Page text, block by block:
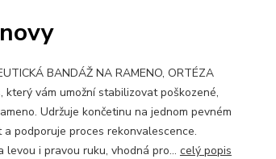
BANDÁŽ NA RAMENO, ORTÉZA
který vám umožní stabilizovat poškozené,
Udržuje končetinu na jednom pevném
a podporuje proces rekonvalescence.
levou i pravou ruku, vhodná pro... celý popis